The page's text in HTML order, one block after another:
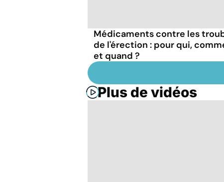
Médicaments contre les
de l'érection : pour qui,
et quand ?
Plus de vidéos